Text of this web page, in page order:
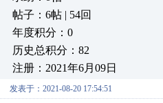
帖子：6帖 | 54回
年度积分：0
历史总积分：82
注册：2021年6月09日
发表于：2021-08-20 17:54:51